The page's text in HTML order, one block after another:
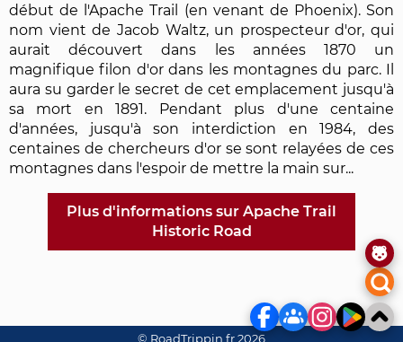
début de l'Apache Trail (en venant de Phoenix). Son
nom vient de Jacob Waltz, un prospecteur d'or, qui
aurait découvert dans les années 1870 un
magnifique filon d'or dans les montagnes du parc. Il
aura su garder le secret de cet emplacement jusqu'à
sa mort en 1891. Pendant plus d'une centaine
d'années, jusqu'à son interdiction en 1984, des
centaines de chercheurs d'or se sont relayées de ces
montagnes dans l'espoir de mettre la main sur...
Plus d'informations sur Apache Trail
Historic Road
© RoadTrippin.fr 2026